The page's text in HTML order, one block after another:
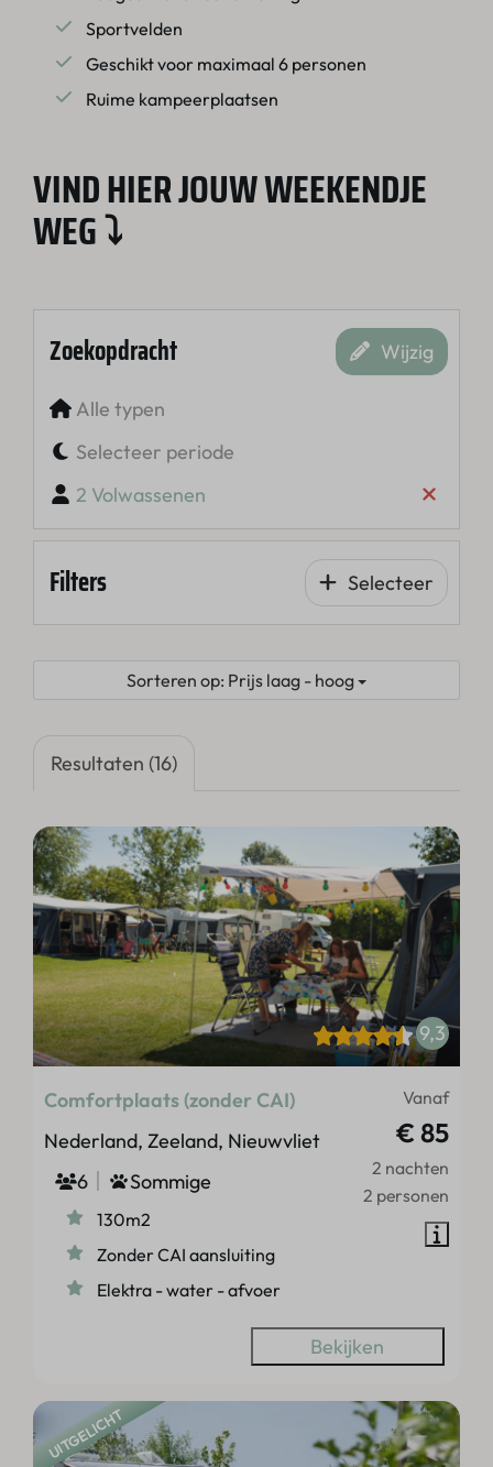
Sportvelden
Geschikt voor maximaal 6 personen
Ruime kampeerplaatsen
VIND HIER JOUW WEEKENDJE
WEG ⤵
Zoekopdracht Wijzig
Alle typen
Selecteer periode
2 Volwassenen
Filters Selecteer
Sorteren op: Prijs laag - hoog
Resultaten (16)
9,3
Vanaf
€ 85
2 nachten
2 personen
Comfortplaats (zonder CAI)
Nederland, Zeeland, Nieuwvliet
6
Sommige
130m2
Zonder CAI aansluiting
Elektra - water - afvoer
Bekijken
UITGELICHT